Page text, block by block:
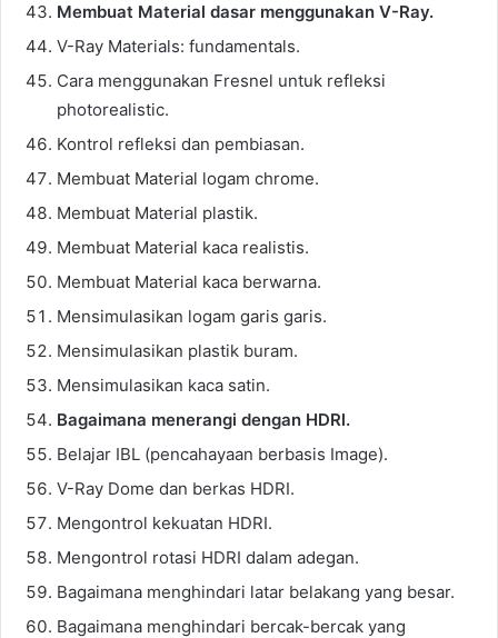
Membuat Material dasar menggunakan V-Ray.
V-Ray Materials: fundamentals.
Cara menggunakan Fresnel untuk refleksi
photorealistic.
Kontrol refleksi dan pembiasan.
Membuat Material logam chrome.
Membuat Material plastik.
Membuat Material kaca realistis.
Membuat Material kaca berwarna.
Mensimulasikan logam garis garis.
Mensimulasikan plastik buram.
Mensimulasikan kaca satin.
Bagaimana menerangi dengan HDRl.
Belajar IBL (pencahayaan berbasis Image).
V-Ray Dome dan berkas HDRI.
Mengontrol kekuatan HDRI.
Mengontrol rotasi HDRI dalam adegan.
Bagaimana menghindari latar belakang yang besar.
Bagaimana menghindari bercak-bercak yang